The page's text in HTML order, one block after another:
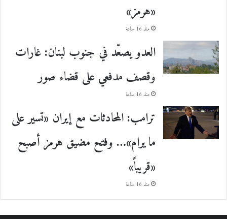
«هرمز»
منذ 16 ساعة
العدو يصعّد في جنوب لبنان: غارات
وقصف مدفعي على قضاء صور
منذ 16 ساعة
ترامب: المحادثات مع إيران «تسير على
ما يرام»… وفتح مضيق هرمز أصبح
«قريباً»
منذ 16 ساعة